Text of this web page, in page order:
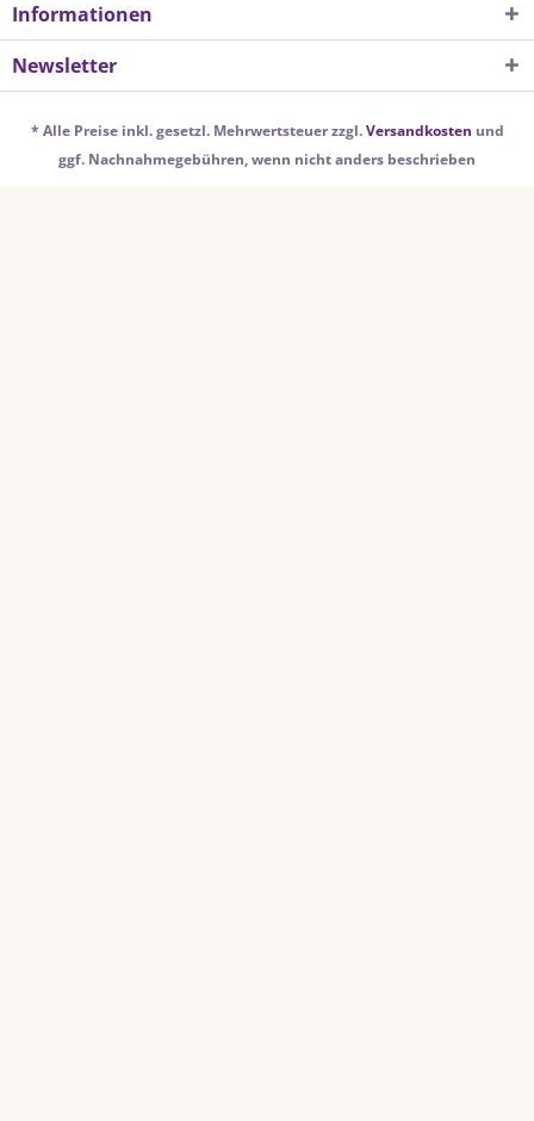
Informationen
Newsletter
* Alle Preise inkl. gesetzl. Mehrwertsteuer zzgl.Versandkosten und
ggf. Nachnahmegebühren, wenn nicht anders beschrieben